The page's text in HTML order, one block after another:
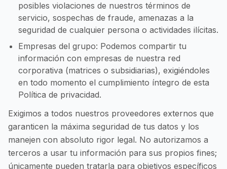
posibles violaciones de nuestros términos de
servicio, sospechas de fraude, amenazas a la
seguridad de cualquier persona o actividades ilícitas.
Empresas del grupo: Podemos compartir tu
información con empresas de nuestra red
corporativa (matrices o subsidiarias), exigiéndoles
en todo momento el cumplimiento íntegro de esta
Política de privacidad.
Exigimos a todos nuestros proveedores externos que
garanticen la máxima seguridad de tus datos y los
manejen con absoluto rigor legal. No autorizamos a
terceros a usar tu información para sus propios fines;
únicamente pueden tratarla para objetivos específicos